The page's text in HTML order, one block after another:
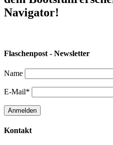
Navigator!
Flaschenpost - Newsletter
Name
E-Mail*
Kontakt